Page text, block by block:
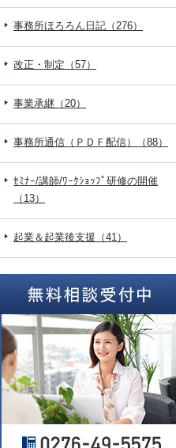
事務所ほろろん日記（276）
改正・制定（57）
事業承継（20）
事務所通信（ＰＤＦ配信）（88）
ｾﾐﾅｰ/講師/ﾜｰｸｼｮｯﾌﾟ研修の開催
（13）
起業＆起業後支援（41）